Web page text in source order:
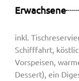
Erwachsene
inkl.
Schifffahrt,
Vorspeisen,
Dessert), ein